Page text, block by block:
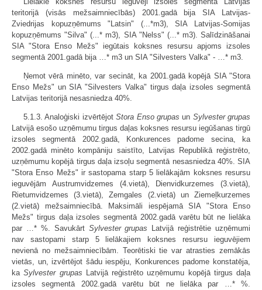
teritorijā (visās mežsaimniecībās) 2001.gadā bija SIA Latvijas-
Zviedrijas kopuzņēmums "Latsin" (...*m3), SIA Latvijas-Somijas
kopuzņēmums "Silva" (...* m3), SIA "Nelss" (...* m3). Salīdzināšanai
SIA "Stora Enso Mežs" iegūtais koksnes resursu apjoms izsoles
segmentā 2001.gadā bija …* m3 un SIA "Silvesters Valka" - …* m3.
Ņemot vērā minēto, var secināt, ka 2001.gadā kopējā SIA "Stora
Enso Mežs" un SIA "Silvesters Valka" tirgus daļa izsoles segmentā
Latvijas teritorijā nesasniedza 40%.
5.1.3. Analoģiski izvērtējotStora Enso grupas un Sylvester grupas
Latvijā esošo uzņēmumu tirgus daļas koksnes resursu iegūšanas tirgū
izsoles segmentā 2002.gadā, Konkurences padome secina, ka
2002.gadā minēto kompāniju saistīto, Latvijas Republikā reģistrēto,
uzņēmumu kopējā tirgus daļa izsoļu segmentā nesasniedza 40%. SIA
"Stora Enso Mežs" ir sastopama starp 5 lielākajām koksnes resursu
ieguvējām Austrumvidzemes (4.vietā), Dienvidkurzemes (3.vietā),
Rietumvidzemes (3.vietā), Zemgales (2.vietā) un Ziemeļkurzemes
(2.vietā) mežsaimniecībā. Maksimāli iespējamā SIA "Stora Enso
Mežs" tirgus daļa izsoles segmentā 2002.gadā varētu būt ne lielāka
par …* %. Savukārt Sylvester grupas Latvijā reģistrētie uzņēmumi
nav sastopami starp 5 lielākajiem koksnes resursu ieguvējiem
nevienā no mežsaimniecībām. Teorētiski tie var atrasties zemākās
vietās, un, izvērtējot šādu iespēju, Konkurences padome konstatēja,
kaSylvester grupas Latvijā reģistrēto uzņēmumu kopējā tirgus daļa
izsoles segmentā 2002.gadā varētu būt ne lielāka par …* %.